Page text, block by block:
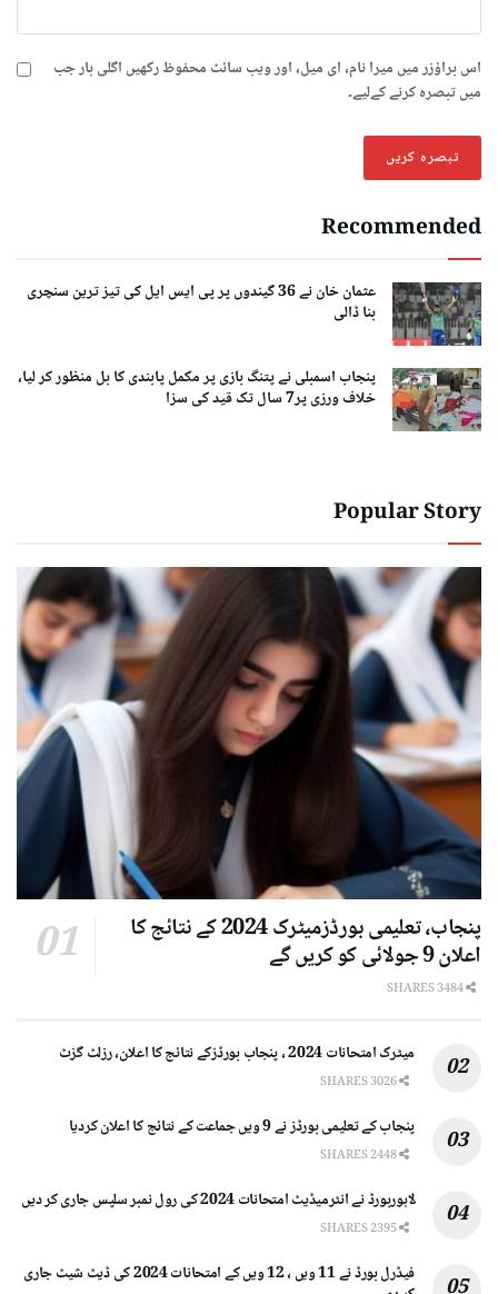
اس براؤزر میں میرا نام، ای میل، اور ویب سائٹ محفوظ رکھیں اگلی بار جب
میں تبصرہ کرنے کےلیے۔
Recommended
عثمان خان نے 36 گیندوں پر پی ایس ایل کی تیز ترین سنچری
بنا ڈالی
پنجاب اسمبلی نے پتنگ بازی پر مکمل پابندی کا بل منظور کر لیا،
خلاف ورزی پر7 سال تک قید کی سزا
Popular Story
پنجاب، تعلیمی بورڈزمیٹرک 2024 کے نتائج کا
اعلان 9 جولائی کو کریں گے
میٹرک امتحانات 2024 ، پنجاب بورڈزکے نتائج کا اعلان، رزلٹ گزٹ
پنجاب کے تعلیمی بورڈز نے 9 ویں جماعت کے نتائج کا اعلان کردیا
لاہوربورڈ نے انٹرمیڈیٹ امتحانات 2024 کی رول نمبر سلپس جاری کر دیں
فیڈرل بورڈ نے 11 ویں ، 12 ویں کے امتحانات 2024 کی ڈیٹ شیٹ جاری